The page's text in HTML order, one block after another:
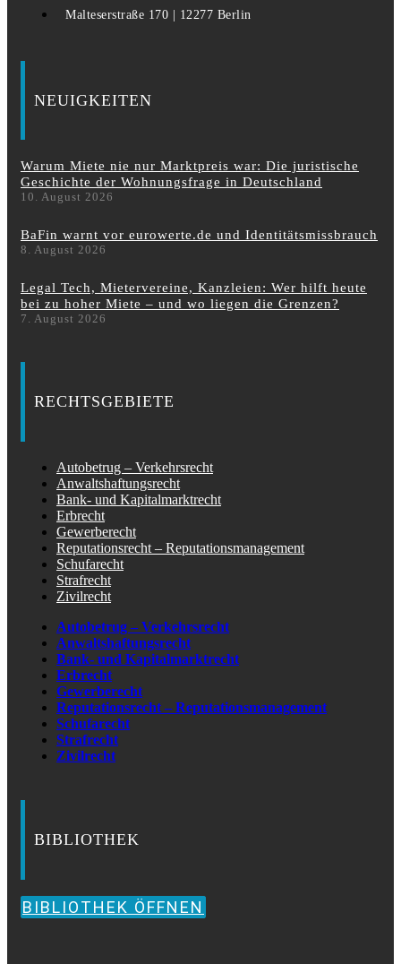
Malteserstraße 170 | 12277 Berlin
NEUIGKEITEN
Warum Miete nie nur Marktpreis war: Die juristische
Geschichte der Wohnungsfrage in Deutschland
10. August 2026
BaFin warnt vor eurowerte.de und Identitätsmissbrauch
8. August 2026
Legal Tech, Mietervereine, Kanzleien: Wer hilft heute
bei zu hoher Miete – und wo liegen die Grenzen?
7. August 2026
RECHTSGEBIETE
Autobetrug – Verkehrsrecht
Anwaltshaftungsrecht
Bank- und Kapitalmarktrecht
Erbrecht
Gewerberecht
Reputationsrecht – Reputationsmanagement
Schufarecht
Strafrecht
Zivilrecht
Autobetrug – Verkehrsrecht
Anwaltshaftungsrecht
Bank- und Kapitalmarktrecht
Erbrecht
Gewerberecht
Reputationsrecht – Reputationsmanagement
Schufarecht
Strafrecht
Zivilrecht
BIBLIOTHEK
BIBLIOTHEK ÖFFNEN